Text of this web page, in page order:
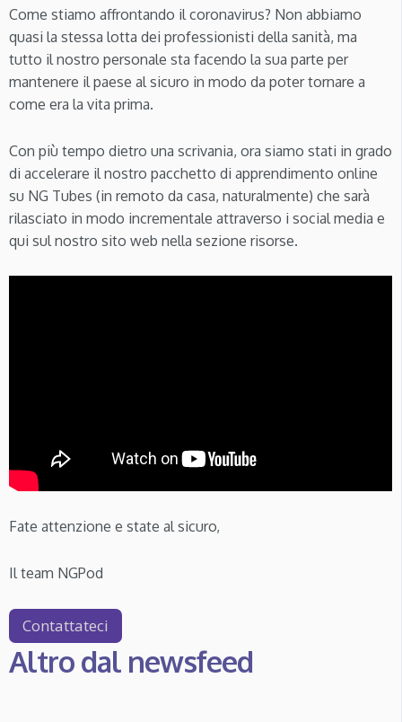
Come stiamo affrontando il coronavirus? Non abbiamo
quasi la stessa lotta dei professionisti della sanità, ma
tutto il nostro personale sta facendo la sua parte per
mantenere il paese al sicuro in modo da poter tornare a
come era la vita prima.
Con più tempo dietro una scrivania, ora siamo stati in grado
di accelerare il nostro pacchetto di apprendimento online
su NG Tubes (in remoto da casa, naturalmente) che sarà
rilasciato in modo incrementale attraverso i social media e
qui sul nostro sito web nella sezione risorse.
Fate attenzione e state al sicuro,
Il team NGPod
Contattateci
Altro dal newsfeed